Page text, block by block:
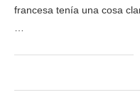
francesa tenía una cosa